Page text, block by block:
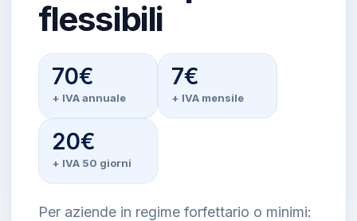
flessibili
70€
+ IVA annuale
7€
+ IVA mensile
20€
+ IVA 50 giorni
Per aziende in regime forfettario o minimi: